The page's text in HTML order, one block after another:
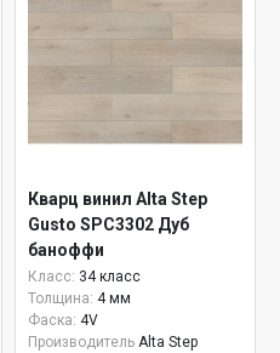
Кварц винил Alta Step
Gusto SPC3302 Дуб
баноффи
Класс: 34 класс
Толщина: 4 мм
Фаска: 4V
Производитель Alta Step